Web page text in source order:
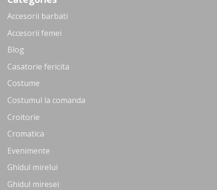
Accesorii barbati
Accesorii femei
Blog
Casatorie fericita
Costume
Costumul la comanda
Croitorie
Cromatica
Evenimente
Ghidul mirelui
Ghidul miresei